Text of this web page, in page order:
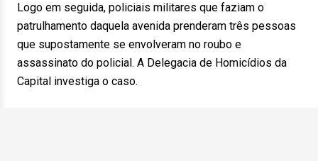
Logo em seguida, policiais militares que faziam o
patrulhamento daquela avenida prenderam três pessoas
que supostamente se envolveram no roubo e
assassinato do policial. A Delegacia de Homicídios da
Capital investiga o caso.